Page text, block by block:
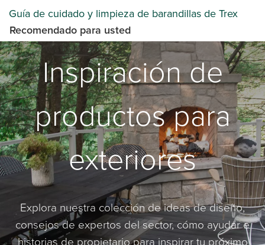
Guía de cuidado y limpieza de barandillas de Trex
Recomendado para usted
Inspiración de
productos para
exteriores
Explora nuestra colección de ideas de diseño,
consejos de expertos del sector, cómo ayudar e